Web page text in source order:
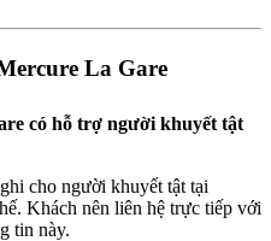
La Gare
có hỗ trợ người khuyết tật
cho người khuyết tật tại
Khách nên liên hệ trực tiếp với
tin này.